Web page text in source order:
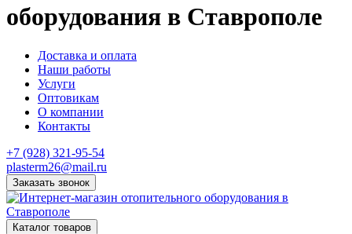
оборудования в Ставрополе
Доставка и оплата
Наши работы
Услуги
Оптовикам
О компании
Контакты
+7 (928) 321-95-54
plasterm26@mail.ru
Заказать звонок
Каталог товаров